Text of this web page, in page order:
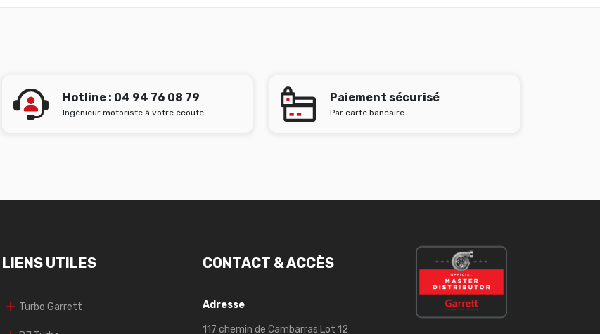
Hotline : 04 94 76 08 79
Ingénieur motoriste à votre écoute
Paiement sécurisé
Par carte bancaire
LIENS UTILES
Turbo Garrett
CONTACT & ACCÈS
Adresse
117 chemin de Cambarras Lot 12